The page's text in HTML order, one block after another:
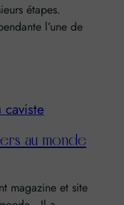
étapes.
l’une de
caviste
au monde
magazine et site